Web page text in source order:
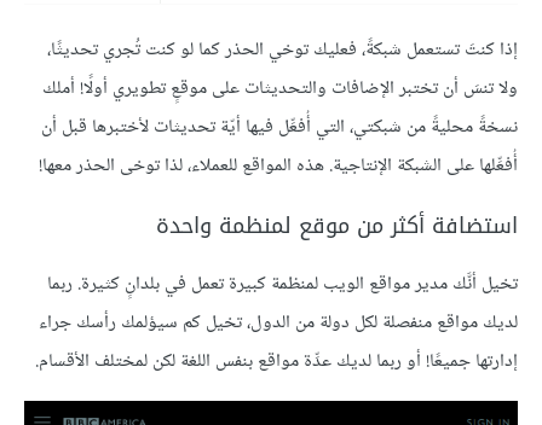
إذا كنتَ تستعمل شبكةً، فعليك توخي الحذر كما لو كنت تُجري تحديثًا،
ولا تنسَ أن تختبر الإضافات والتحديثات على موقعٍ تطويري أولًا! أملك
نسخةً محليةً من شبكتي، التي أُفعِّل فيها أيّة تحديثات لأختبرها قبل أن
أُفعِّلها على الشبكة الإنتاجية. هذه المواقع للعملاء، لذا توخى الحذر معها!
استضافة أكثر من موقع لمنظمة واحدة
تخيل أنَّك مدير مواقع الويب لمنظمة كبيرة تعمل في بلدانٍ كثيرة. ربما
لديك مواقع منفصلة لكل دولة من الدول، تخيل كم سيؤلمك رأسك جراء
إدارتها جميعًا! أو ربما لديك عدِّة مواقع بنفس اللغة لكن لمختلف الأقسام.